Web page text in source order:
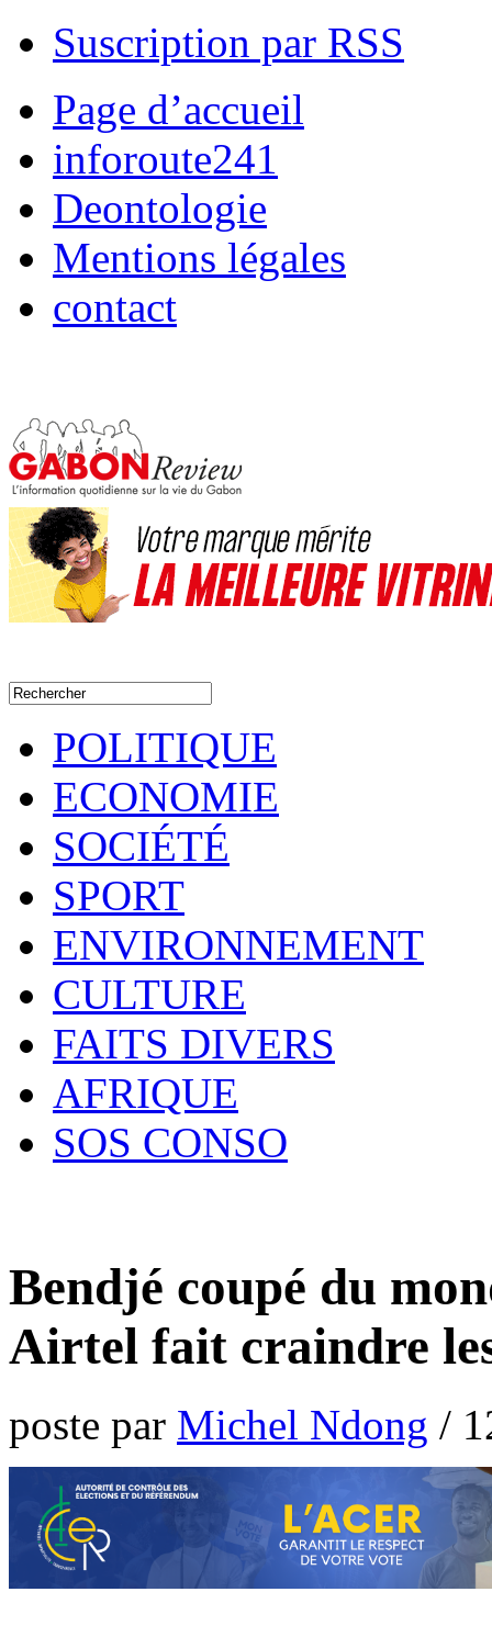
Suscription par RSS
Page d’accueil
inforoute241
Deontologie
Mentions légales
contact
POLITIQUE
ECONOMIE
SOCIÉTÉ
SPORT
ENVIRONNEMENT
CULTURE
FAITS DIVERS
AFRIQUE
SOS CONSO
Bendjé coupé du
Airtel fait craindre
poste par Michel Ndong /